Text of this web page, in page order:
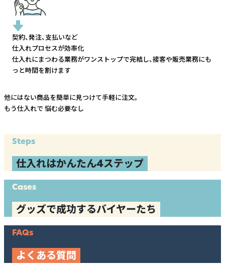
契約、発注、支払いなど
仕入れプロセスが効率化
仕入れにまつわる業務がワンストップで完結し、接客や販売業務にも
っと時間を割けます
他にはない商品を簡単に見つけて手軽に注文。
もう仕入れで 悩む必要なし
Steps
仕入れはかんたん4ステップ
Cases
グッズで成功するバイヤーたち
FAQs
よくある質問